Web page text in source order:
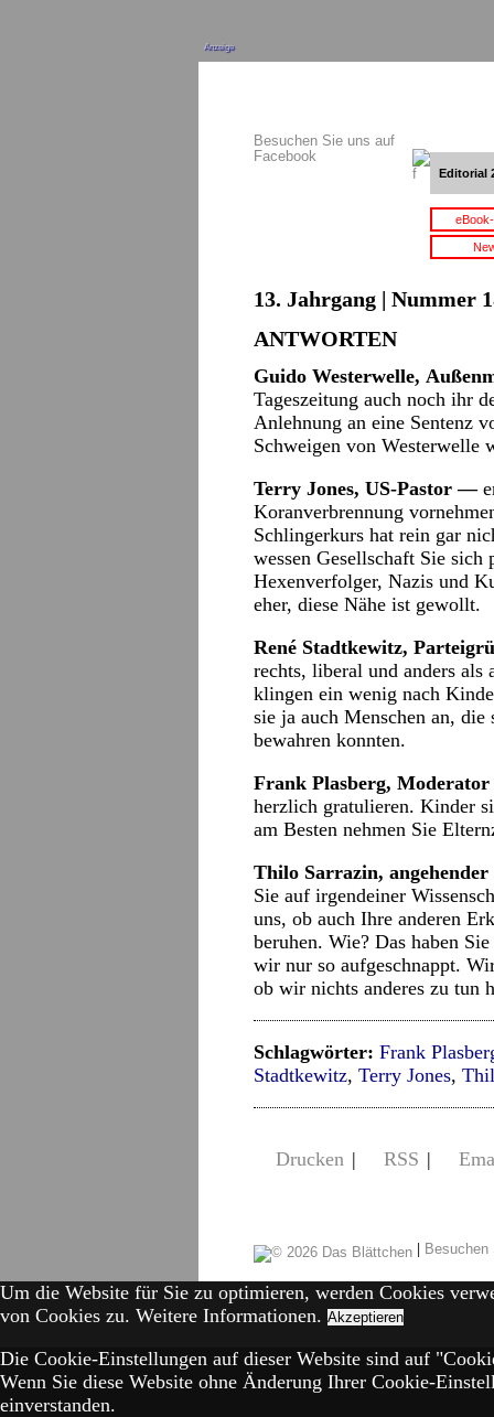
Anzeige
Besuchen Sie uns auf
Facebook
Editorial
13. Jahrgang | Nummer
ANTWORTEN
Guido Westerwelle,
Tageszeitung auch noch ihr
Anlehnung an eine Sentenz
Schweigen von Westerwelle
Terry Jones, US-Pastor —
Koranverbrennung
Schlingerkurs hat rein gar
wessen Gesellschaft Sie sich
Hexenverfolger, Nazis und
eher, diese Nähe ist gewollt.
René Stadtkewitz,
rechts, liberal und anders als
klingen ein wenig nach
sie ja auch Menschen an,
bewahren konnten.
Frank Plasberg,
herzlich gratulieren. Kinder
am Besten nehmen Sie
Thilo Sarrazin,
Sie auf irgendeiner
uns, ob auch Ihre anderen
beruhen. Wie? Das haben
wir nur so aufgeschnappt.
ob wir nichts anderes zu tun
Schlagwörter: Frank
Stadtkewitz, Terry Jones,
Drucken | RSS |
|
Um die Website für Sie zu optimieren, werden Cookies
von Cookies zu. Weitere Informationen. Akzeptieren
Die Cookie-Einstellungen auf dieser Website sind auf
Wenn Sie diese Website ohne Änderung Ihrer Cookie-
einverstanden.